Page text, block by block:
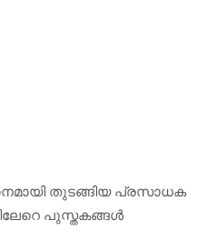
തുടങ്ങിയ പ്രസാധക
പുസ്തകങ്ങള്‍